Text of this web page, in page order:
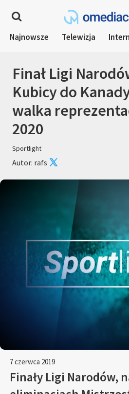
Najnowsze Telewizja
Finał Ligi
Kubicy do
walka
2020
Sportlight
Autor: rafs
7 czerwca 2019
Finały Ligi Narodów,